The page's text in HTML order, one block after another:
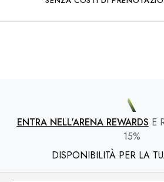
ENTRA NELL'ARENA REWARDS E
15%
DISPONIBILITÀ PER LA